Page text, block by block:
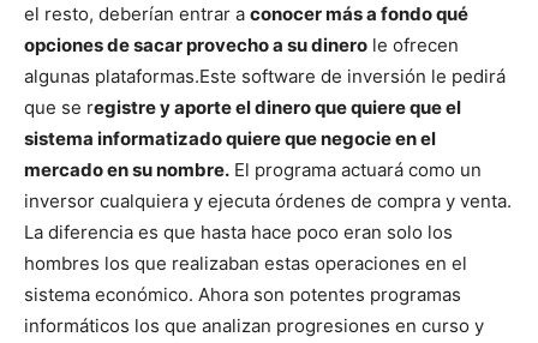
el resto, deberían entrar a conocer más a fondo qué
opciones de sacar provecho a su dinero le ofrecen
algunas plataformas.Este software de inversión le pedirá
que se registre y aporte el dinero que quiere que el
sistema informatizado quiere que negocie en el
mercado en su nombre. El programa actuará como un
inversor cualquiera y ejecuta órdenes de compra y venta.
La diferencia es que hasta hace poco eran solo los
hombres los que realizaban estas operaciones en el
sistema económico. Ahora son potentes programas
informáticos los que analizan progresiones en curso y